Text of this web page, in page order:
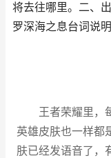
将去往哪里。二、
罗深海之息台词说
王者荣耀里，
英雄皮肤也一样都
肤已经发语音了，